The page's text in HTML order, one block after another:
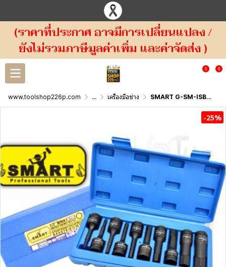
(ราคาที่ประกาศ อาจมีการเปลี่ยนแปลง /
ยังไม่รวมภาษีมูลค่าเพิ่ม และค่าจัดส่ง )
0 0
www.toolshop226p.com ... เครื่องมือช่าง SMART G-SM-ISB10H ชุดลูกบล็อกเดือยโผล่ (หัวหกเหลี่ยม) ขนาด1/2 นิ้ว (4 หุน) บรรจุ 10 ตัว/ชุด
-25%